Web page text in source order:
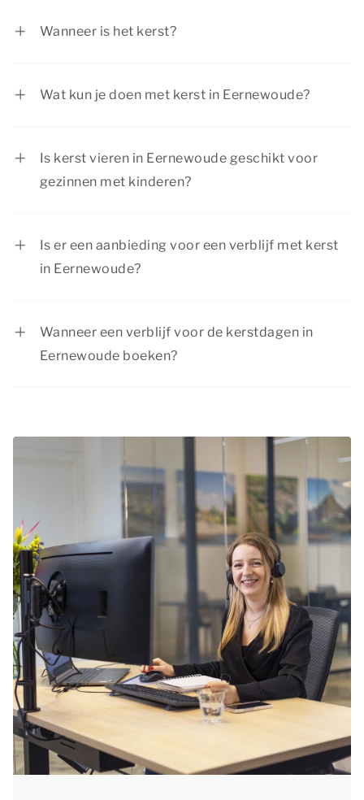
Wanneer is het kerst?
Wat kun je doen met kerst in Eernewoude?
Is kerst vieren in Eernewoude geschikt voor
gezinnen met kinderen?
Is er een aanbieding voor een verblijf met kerst
in Eernewoude?
Wanneer een verblijf voor de kerstdagen in
Eernewoude boeken?
Eernewoude op tijd te boeken, zodat je zeker